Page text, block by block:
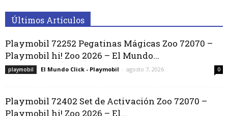
Últimos Artículos
Playmobil 72252 Pegatinas Mágicas Zoo 72070 –
Playmobil hi! Zoo 2026 – El Mundo...
playmobil El Mundo Click - Playmobil - agosto 7, 2026 0
Playmobil 72402 Set de Activación Zoo 72070 –
Playmobil hi! Zoo 2026 – El...